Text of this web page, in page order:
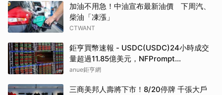
加油不用急！中油宣布最新油價 下周汽、
柴油「凍漲」
CTWANT
鉅亨買幣速報 - USDC(USDC)24小時成交
量超過11.85億美元，NFPrompt
Token(NFP)24小時漲幅達66.2%
anue鉅亨網
三商美邦人壽將下市！8/20停牌 千張大戶